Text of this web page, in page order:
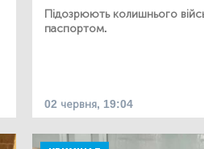
Підозрюють колишнього
паспортом.
02 червня, 19:04